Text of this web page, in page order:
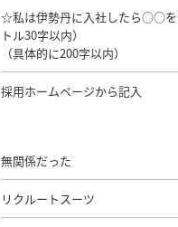
☆私は伊勢丹に入社したら○○を
トル30字以内）
（具体的に200字以内）
採用ホームページから記入
無関係だった
リクルートスーツ